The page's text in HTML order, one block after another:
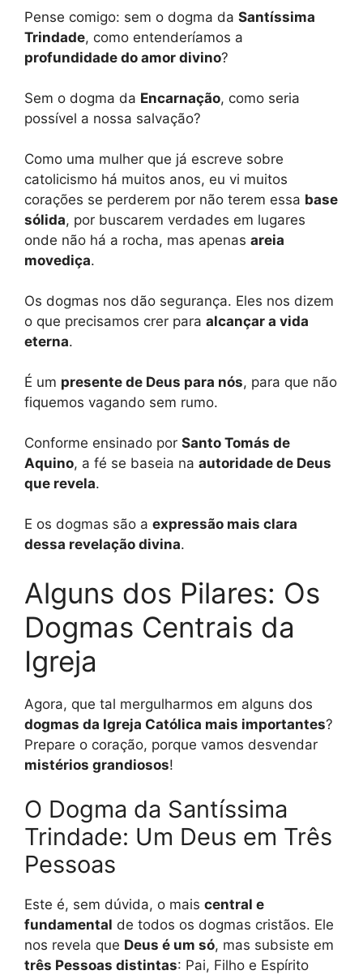
Pense comigo: sem o dogma da Santíssima
Trindade, como entenderíamos a
profundidade do amor divino?
Sem o dogma da Encarnação, como seria
possível a nossa salvação?
Como uma mulher que já escreve sobre
catolicismo há muitos anos, eu vi muitos
corações se perderem por não terem essa base
sólida, por buscarem verdades em lugares
onde não há a rocha, mas apenas areia
movediça.
Os dogmas nos dão segurança. Eles nos dizem
o que precisamos crer para alcançar a vida
eterna.
É um presente de Deus para nós, para que não
fiquemos vagando sem rumo.
Conforme ensinado por Santo Tomás de
Aquino, a fé se baseia na autoridade de Deus
que revela.
E os dogmas são a expressão mais clara
dessa revelação divina.
Alguns dos Pilares: Os
Dogmas Centrais da
Igreja
Agora, que tal mergulharmos em alguns dos
dogmas da Igreja Católica mais importantes?
Prepare o coração, porque vamos desvendar
mistérios grandiosos!
O Dogma da Santíssima
Trindade: Um Deus em Três
Pessoas
Este é, sem dúvida, o mais central e
fundamental de todos os dogmas cristãos. Ele
nos revela que Deus é um só, mas subsiste em
três Pessoas distintas: Pai, Filho e Espírito